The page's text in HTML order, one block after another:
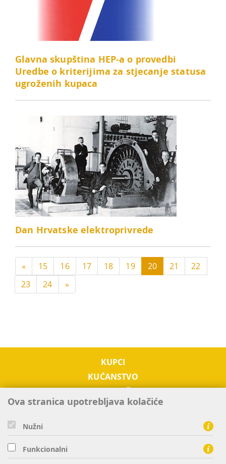
Glavna skupština HEP-a o provedbi
Uredbe o kriterijima za stjecanje statusa
ugroženih kupaca
Dan Hrvatske elektroprivrede
« 15 16 17 18 19 20 21
22
23
24 »
KUPCI
KUĆANSTVO
PODUZETNIŠTVO
OTKUP
TRŽIŠTE EL. ENERGIJE
Ova stranica upotrebljava kolačiće
Nužni
Funkcionalni